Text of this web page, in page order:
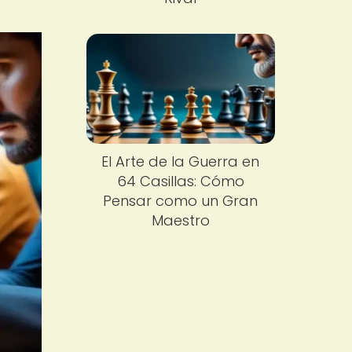
El Arte de la Guerra en
64 Casillas: Cómo
Pensar como un Gran
Maestro